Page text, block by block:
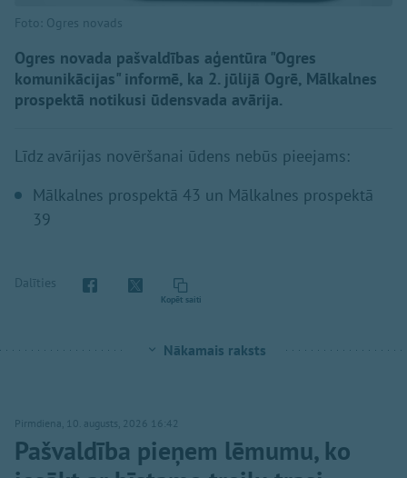
Foto: Ogres novads
Ogres novada pašvaldības aģentūra "Ogres
komunikācijas" informē, ka 2. jūlijā Ogrē, Mālkalnes
prospektā notikusi ūdensvada avārija.
Līdz avārijas novēršanai ūdens nebūs pieejams:
Mālkalnes prospektā 43 un Mālkalnes prospektā
39
Dalīties
Kopēt saiti
Nākamais raksts
Pirmdiena, 10. augusts, 2026 16:42
Pašvaldība pieņem lēmumu, ko